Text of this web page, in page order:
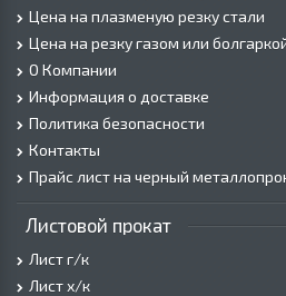
Цена на плазменую резку стали
Цена на резку газом или
О Компании
Информация о доставке
Политика безопасности
Контакты
Прайс лист на черный
Листовой прокат
Лист г/к
Лист х/к